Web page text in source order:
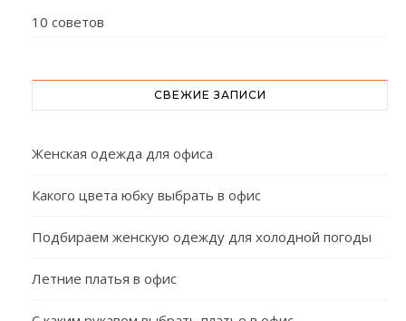
10 советов
СВЕЖИЕ ЗАПИСИ
Женская одежда для офиса
Какого цвета юбку выбрать в офис
Подбираем женскую одежду для холодной погоды
Летние платья в офис